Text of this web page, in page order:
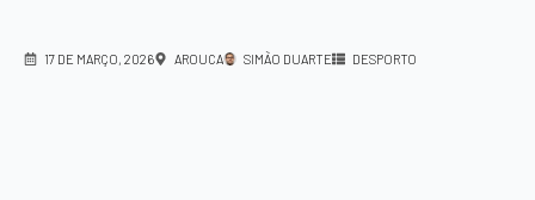
17 DE MARÇO, 2026 AROUCA SIMÃO DUARTE DESPORTO